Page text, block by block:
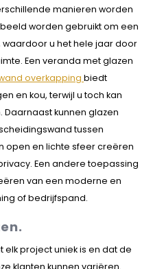
manieren worden
worden gebruikt om een
u het hele jaar door
Een veranda met glazen
overkapping biedt
en kou, terwijl u toch kan
kunnen glazen
tussen
open en lichte sfeer creëren
Een andere toepassing
van een moderne en
of bedrijfspand.
elk project uniek is en dat de
klanten kunnen variëren.